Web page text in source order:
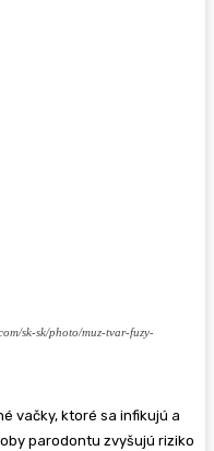
sk-sk/photo/muz-tvar-fuzy-
vačky, ktoré sa infikujú a
parodontu zvyšujú riziko